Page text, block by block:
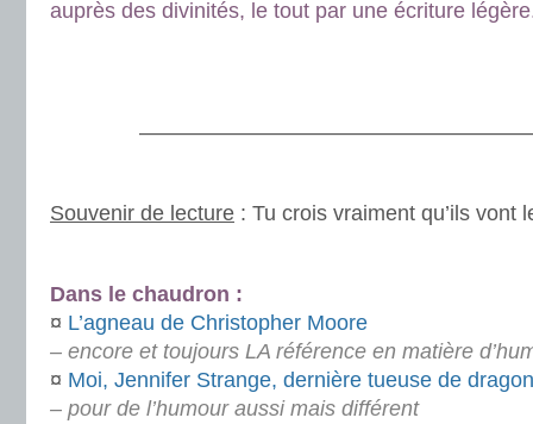
auprès des divinités, le tout par une écriture
Souvenir de lecture : Tu crois vraiment qu’ils vont
Dans le chaudron :
¤ L’agneau de Christopher Moore
– encore et toujours LA référence en matière
¤ Moi, Jennifer Strange, dernière tueuse de
– pour de l’humour aussi mais différent